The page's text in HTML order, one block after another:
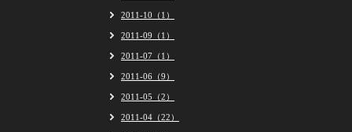
2011-10（1）
2011-09（1）
2011-07（1）
2011-06（9）
2011-05（2）
2011-04（22）